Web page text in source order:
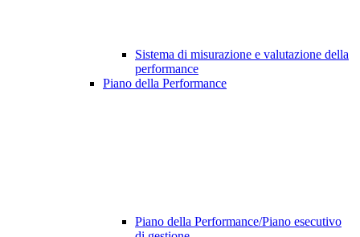
Sistema di misurazione e valutazione della
performance
Piano della Performance
Piano della Performance/Piano esecutivo